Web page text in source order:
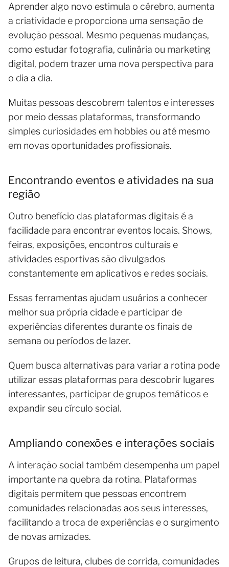
Aprender algo novo estimula o cérebro, aumenta
a criatividade e proporciona uma sensação de
evolução pessoal. Mesmo pequenas mudanças,
como estudar fotografia, culinária ou marketing
digital, podem trazer uma nova perspectiva para
o dia a dia.
Muitas pessoas descobrem talentos e interesses
por meio dessas plataformas, transformando
simples curiosidades em hobbies ou até mesmo
em novas oportunidades profissionais.
Encontrando eventos e atividades na sua
região
Outro benefício das plataformas digitais é a
facilidade para encontrar eventos locais. Shows,
feiras, exposições, encontros culturais e
atividades esportivas são divulgados
constantemente em aplicativos e redes sociais.
Essas ferramentas ajudam usuários a conhecer
melhor sua própria cidade e participar de
experiências diferentes durante os finais de
semana ou períodos de lazer.
Quem busca alternativas para variar a rotina pode
utilizar essas plataformas para descobrir lugares
interessantes, participar de grupos temáticos e
expandir seu círculo social.
Ampliando conexões e interações sociais
A interação social também desempenha um papel
importante na quebra da rotina. Plataformas
digitais permitem que pessoas encontrem
comunidades relacionadas aos seus interesses,
facilitando a troca de experiências e o surgimento
de novas amizades.
Grupos de leitura, clubes de corrida, comunidades